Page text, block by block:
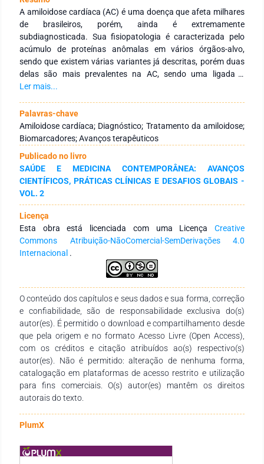
A amiloidose cardíaca (AC) é uma doença que afeta milhares
de brasileiros, porém, ainda é extremamente
subdiagnosticada. Sua fisiopatologia é caracterizada pelo
acúmulo de proteínas anômalas em vários órgãos-alvo,
sendo que existem várias variantes já descritas, porém duas
delas são mais prevalentes na AC, sendo uma ligada à
hereditariedade e a outra descrita com relação à senilidade:
depositadas. Por esses motivos, é uma patologia de difícil
diagnóstico por ter sinais e sintomas muito semelhantes a
outras doenças, e seu diagnóstico se baseia em exames de
imagem, que em alguns lugares não são de fácil acesso. Sob
essa ótica, faz-se necessário que técnicas mais eficientes
sejam desenvolvidas para que esses pacientes tenham o
devido diagnóstico e, consequentemente, o seu devido
tratamento. Sendo assim, uma revisão bibliográfica
abordando as formas diagnósticas e maneiras mais eficazes
de tratamento, com base em artigos coletados em
plataformas digitais como PubMed, Scielo e Periódico Capes.
Com o parâmetro de exclusão, serão utilizados os artigos
publicados nos últimos 5 anos.
Ler mais...
Palavras-chave
Amiloidose cardíaca; Diagnóstico; Tratamento da amiloidose;
Biomarcadores; Avanços terapêuticos
Publicado no livro
SAÚDE E MEDICINA CONTEMPORÂNEA: AVANÇOS
CIENTÍFICOS, PRÁTICAS CLÍNICAS E DESAFIOS GLOBAIS -
VOL. 2
Licença
Esta obra está licenciada com uma Licença Creative
Commons Atribuição-NãoComercial-SemDerivações 4.0
Internacional .
O conteúdo dos capítulos e seus dados e sua forma, correção
e confiabilidade, são de responsabilidade exclusiva do(s)
autor(es). É permitido o download e compartilhamento desde
que pela origem e no formato Acesso Livre (Open Access),
com os créditos e citação atribuídos ao(s) respectivo(s)
autor(es). Não é permitido: alteração de nenhuma forma,
catalogação em plataformas de acesso restrito e utilização
para fins comerciais. O(s) autor(es) mantêm os direitos
autorais do texto.
PlumX